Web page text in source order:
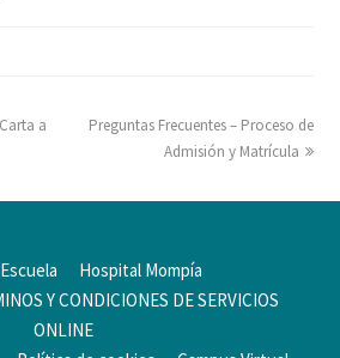
a
Preguntas Frecuentes – Proceso de
Admisión y Matrícula
Hospital Mompía
Y CONDICIONES DE SERVICIOS
ONLINE